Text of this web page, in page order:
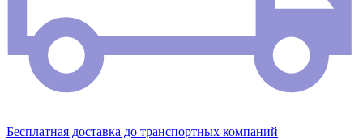
Бесплатная доставка до транспортных компаний